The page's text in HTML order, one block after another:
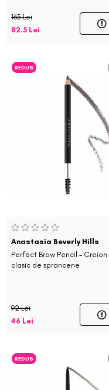
165 Lei
82.5 Lei
REDUS
Anastasia Beverly Hills
Perfect Brow Pencil - Creion
clasic de sprancene
92 Lei
46 Lei
REDUS